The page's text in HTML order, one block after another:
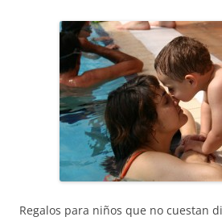
Regalos para niños que no cuestan